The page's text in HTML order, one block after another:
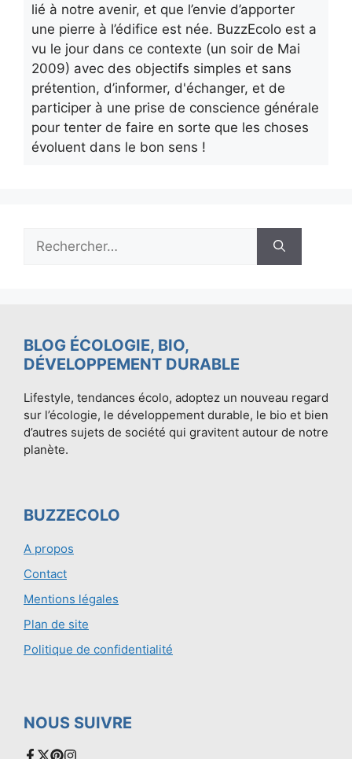
lié à notre avenir, et que l’envie d’apporter
une pierre à l’édifice est née. BuzzEcolo est a
vu le jour dans ce contexte (un soir de Mai
2009) avec des objectifs simples et sans
prétention, d’informer, d'échanger, et de
participer à une prise de conscience générale
pour tenter de faire en sorte que les choses
évoluent dans le bon sens !
BLOG ÉCOLOGIE, BIO,
DÉVELOPPEMENT DURABLE
Lifestyle, tendances écolo, adoptez un nouveau regard
sur l’écologie, le développement durable, le bio et bien
d’autres sujets de société qui gravitent autour de notre
planète.
BUZZECOLO
A propos
Contact
Mentions légales
Plan de site
Politique de confidentialité
NOUS SUIVRE